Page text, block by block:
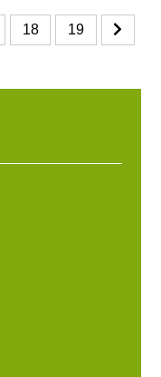
18 19